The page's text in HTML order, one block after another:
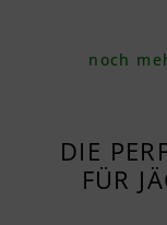
noch
DIE
FÜR